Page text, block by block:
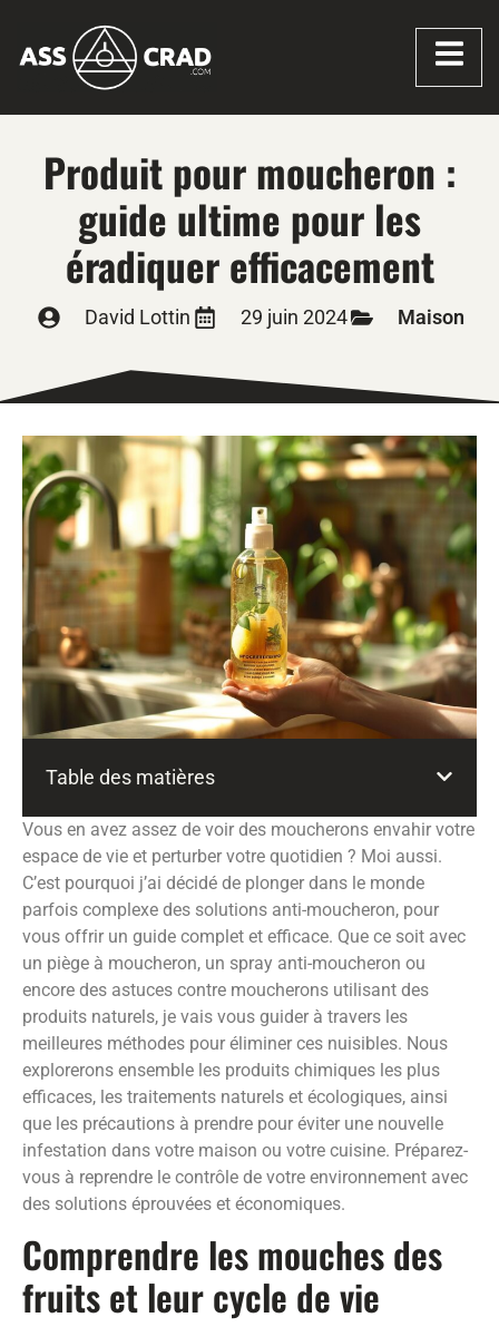
Produit pour moucheron :
guide ultime pour les
éradiquer efficacement
David Lottin 29 juin 2024 Maison
Table des matières
Vous en avez assez de voir des moucherons envahir votre
espace de vie et perturber votre quotidien ? Moi aussi.
C’est pourquoi j’ai décidé de plonger dans le monde
parfois complexe des solutions anti-moucheron, pour
vous offrir un guide complet et efficace. Que ce soit avec
un piège à moucheron, un spray anti-moucheron ou
encore des astuces contre moucherons utilisant des
produits naturels, je vais vous guider à travers les
meilleures méthodes pour éliminer ces nuisibles. Nous
explorerons ensemble les produits chimiques les plus
efficaces, les traitements naturels et écologiques, ainsi
que les précautions à prendre pour éviter une nouvelle
infestation dans votre maison ou votre cuisine. Préparez-
vous à reprendre le contrôle de votre environnement avec
des solutions éprouvées et économiques.
Comprendre les mouches des
fruits et leur cycle de vie